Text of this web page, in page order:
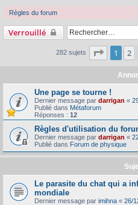
Règles du forum
Verrouillé
282 sujets Page 1
1 2
Une page se tourne !
Dernier message par darrigan «
Publié dans Métaforum
Réponses : 12
Règles d'utilisation du
Dernier message par darrigan «
Publié dans Forum de physique
Le parasite du chat qui a
mondiale
Dernier message par imihna « 26/